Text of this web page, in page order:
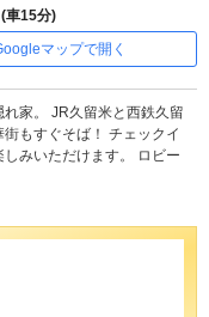
(車15分)
マップで開く
家。 JR久留米と西鉄久留
もすぐそば！ チェックイ
みいただけます。 ロビー